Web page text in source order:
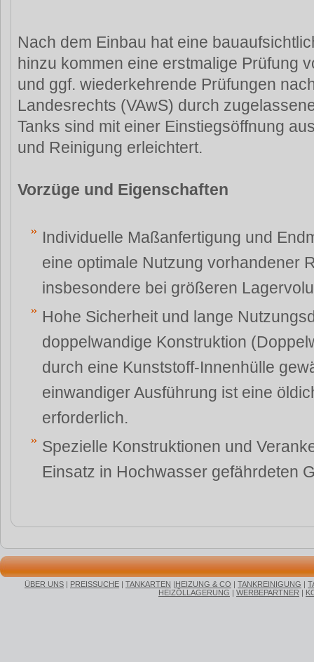
Nach dem Einbau hat eine
hinzu kommen eine erstmalige Prüfung
und ggf. wiederkehrende Prüfungen
Landesrechts (VAwS) durch
Tanks sind mit einer Einstiegsöffnung
und Reinigung erleichtert.
Vorzüge und Eigenschaften
Individuelle Maßanfertigung und
eine optimale Nutzung vorhandener
insbesondere bei größeren
Hohe Sicherheit und lange
doppelwandige Konstruktion
durch eine Kunststoff-Innenhülle
einwandiger Ausführung ist eine
erforderlich.
Spezielle Konstruktionen und
Einsatz in Hochwasser gefährdeten
ÜBER UNS | PREISSUCHE | TANKARTEN |HEIZUNG & CO | TANKREINIGUNG |
HEIZÖLLAGERUNG | WERBEPARTNER |